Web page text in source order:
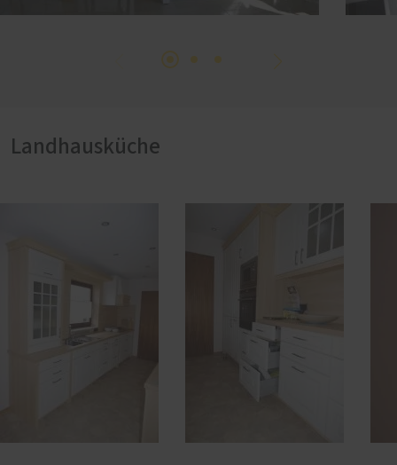
Landhausküche